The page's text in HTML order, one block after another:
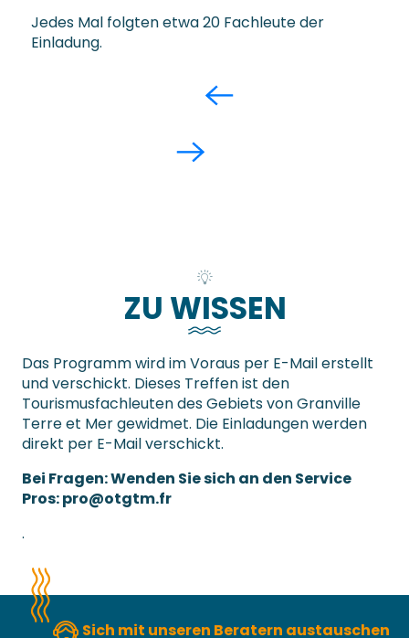
Jedes Mal folgten etwa 20 Fachleute der
Einladung.
ZU WISSEN
Das Programm wird im Voraus per E-Mail erstellt
und verschickt. Dieses Treffen ist den
Tourismusfachleuten des Gebiets von Granville
Terre et Mer gewidmet. Die Einladungen werden
direkt per E-Mail verschickt.
Bei Fragen: Wenden Sie sich an den Service
Pros:pro@otgtm.fr
.
Sich mit unseren Beratern austauschen